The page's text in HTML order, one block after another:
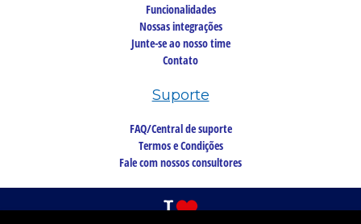
Funcionalidades
Nossas integrações
Junte-se ao nosso time
Contato
Suporte
FAQ/Central de suporte
Termos e Condições
Fale com nossos consultores